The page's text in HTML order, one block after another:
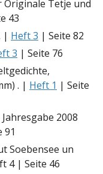
Originale Tetje und
43
| Heft 3 | Seite 82
3 | Seite 76
. | Heft 1 | Seite
Jahresgabe 2008
91
Soebensee un
4 | Seite 46